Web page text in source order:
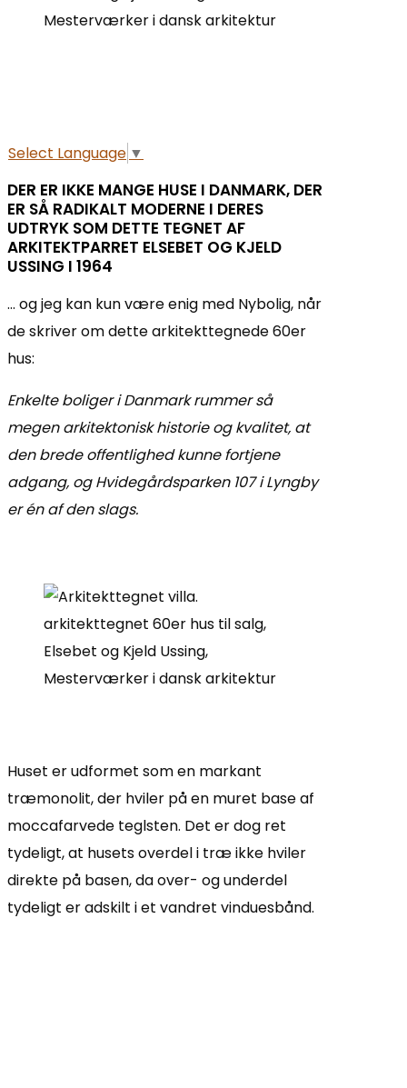
Select Language ▼
DER ER IKKE MANGE HUSE I DANMARK, DER
ER SÅ RADIKALT MODERNE I DERES
UDTRYK SOM DETTE TEGNET AF
ARKITEKTPARRET ELSEBET OG KJELD
USSING I 1964
… og jeg kan kun være enig med Nybolig, når
de skriver om dette arkitekttegnede 60er
hus:
Enkelte boliger i Danmark rummer så
megen arkitektonisk historie og kvalitet, at
den brede offentlighed kunne fortjene
adgang, og Hvidegårdsparken 107 i Lyngby
er én af den slags.
Huset er udformet som en markant
træmonolit, der hviler på en muret base af
moccafarvede teglsten. Det er dog ret
tydeligt, at husets overdel i træ ikke hviler
direkte på basen, da over- og underdel
tydeligt er adskilt i et vandret vinduesbånd.